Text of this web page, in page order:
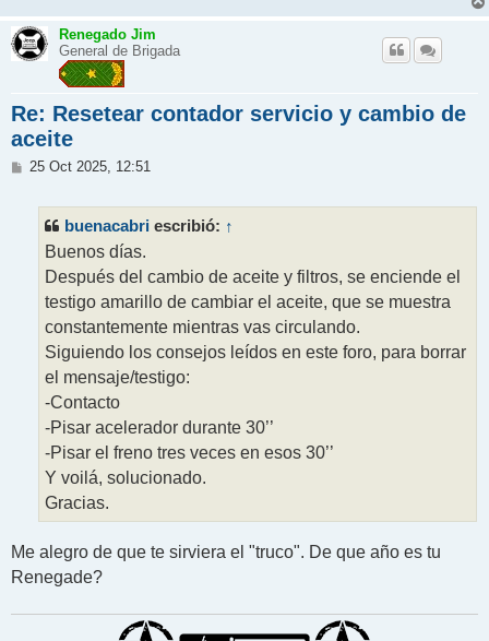
Renegado Jim
General de Brigada
Re: Resetear contador servicio y cambio de
aceite
M
25 Oct 2025, 12:51
buenacabri escribió: ↑
Buenos días.
Después del cambio de aceite y filtros, se enciende el
testigo amarillo de cambiar el aceite, que se muestra
constantemente mientras vas circulando.
Siguiendo los consejos leídos en este foro, para borrar
el mensaje/testigo:
-Contacto
-Pisar acelerador durante 30’’
-Pisar el freno tres veces en esos 30’’
Y voilá, solucionado.
Gracias.
Me alegro de que te sirviera el "truco". De que año es tu
Renegade?